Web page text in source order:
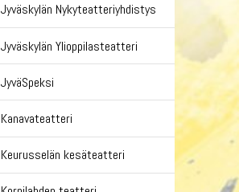
Jyväskylän Nykyteatteriyhdistys
Jyväskylän Ylioppilasteatteri
JyväSpeksi
Kanavateatteri
Keurusselän kesäteatteri